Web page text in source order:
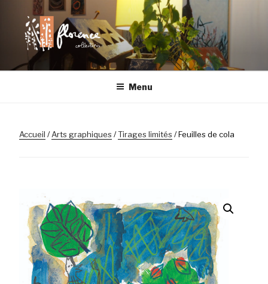
contenu
principal
FLORENCE
LILLE
Chaque objet a son histoire
Menu
Accueil /Arts graphiques /Tirages limités / Feuilles de cola